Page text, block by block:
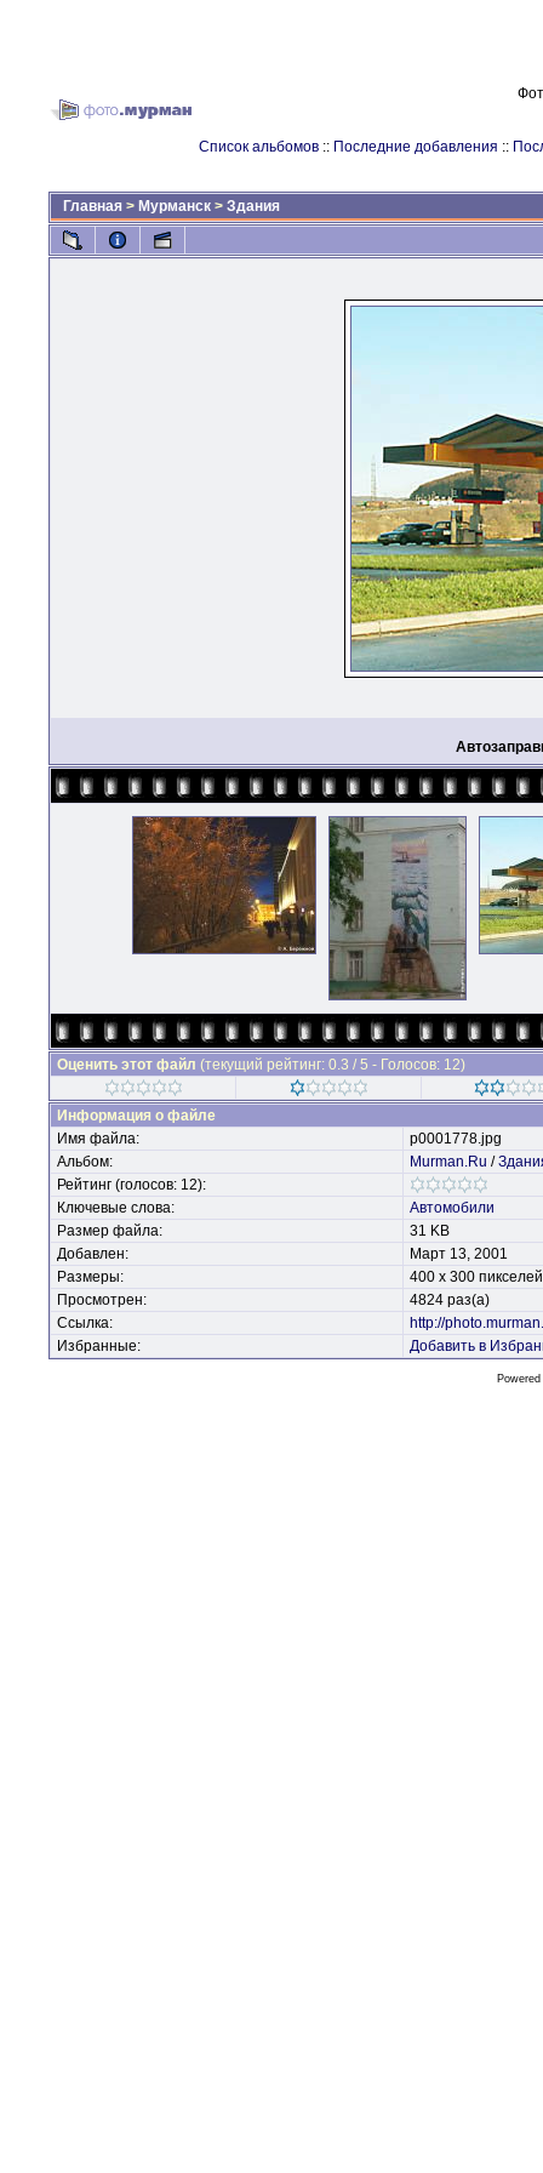
Список альбомов :: Последние добавления ::
Главная > Мурманск > Здания
Оценить этот файл (текущий рейтинг: 0.3 / 5 - Голосов: 12)
Информация о файле
Имя файла:
p0001778.jpg
Альбом:
Murman.Ru /
Рейтинг (голосов: 12):
Ключевые слова:
Автомобили
Размер файла:
31 KB
Добавлен:
Март 13, 2001
Размеры:
400 x 300 пикселей
Просмотрен:
4824 раз(а)
Ссылка:
http://
Избранные:
Добавить в